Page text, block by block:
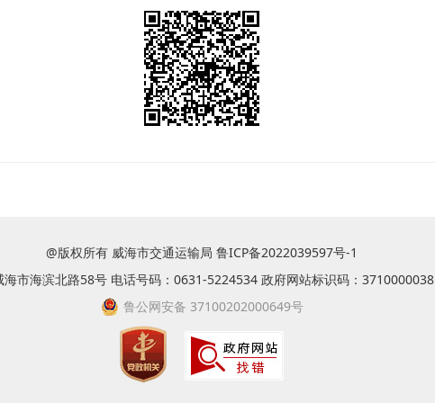
@版权所有 威海市交通运输局 鲁ICP备2022039597号-1
海市海滨北路58号 电话号码：0631-5224534 政府网站标识码：3710000038
鲁公网安备 37100202000649号